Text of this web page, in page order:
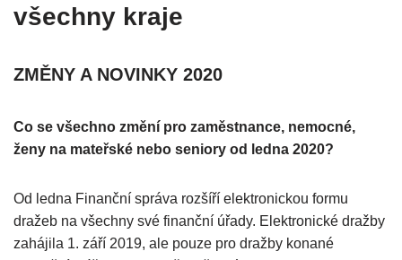
všechny kraje
ZMĚNY A NOVINKY 2020
Co se všechno změní pro zaměstnance, nemocné,
ženy na mateřské nebo seniory od ledna 2020?
Od ledna Finanční správa rozšíří elektronickou formu
dražeb na všechny své finanční úřady. Elektronické dražby
zahájila 1. září 2019, ale pouze pro dražby konané